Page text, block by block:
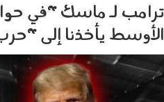
ترامب لـ ماسك "في
الأوسط يأخذنا إلى
1308_002.jpg